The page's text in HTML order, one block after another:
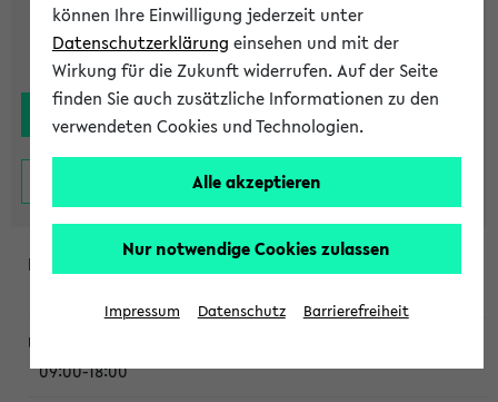
09:00-18:00
können Ihre Einwilligung jederzeit unter
Datenschutzerklärung einsehen und mit der
Wirkung für die Zukunft widerrufen. Auf der Seite
finden Sie auch zusätzliche Informationen zu den
verwendeten Cookies und Technologien.
Alle akzeptieren
Nur notwendige Cookies zulassen
Impressum Datenschutz Barrierefreiheit